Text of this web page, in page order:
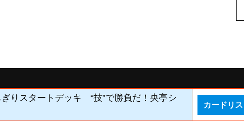
ぎりスタートデッキ “技”で勝負だ！央亭シ
カードリス